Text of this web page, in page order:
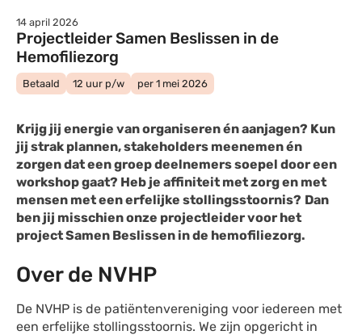
14 april 2026
Projectleider Samen Beslissen in de
Hemofiliezorg
Betaald 12 uur p/w per 1 mei 2026
Krijg jij energie van organiseren én aanjagen? Kun
jij strak plannen, stakeholders meenemen én
zorgen dat een groep deelnemers soepel door een
workshop gaat? Heb je affiniteit met zorg en met
mensen met een erfelijke stollingsstoornis? Dan
ben jij misschien onze projectleider voor het
project Samen Beslissen in de hemofiliezorg.
Over de NVHP
De NVHP is de patiëntenvereniging voor iedereen met
een erfelijke stollingsstoornis. We zijn opgericht in